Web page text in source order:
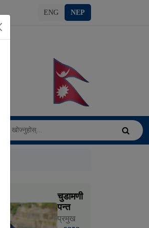
ENG NEP
चुडामणी
पन्त
प्रमुख